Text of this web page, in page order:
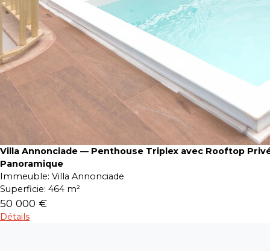
Villa Annonciade — Penthouse Triplex avec Rooftop
Panoramique
Immeuble: Villa Annonciade
Superficie: 464 m²
50 000 €
Détails